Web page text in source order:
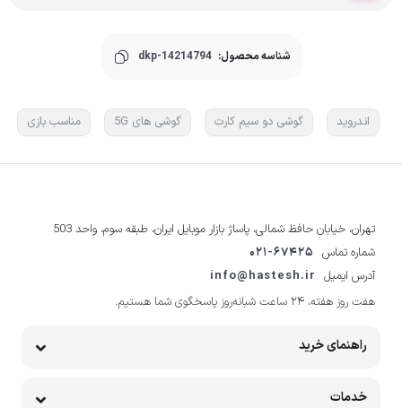
شناسه محصول: dkp-14214794
اندروید گوشی دو سیم کارت گوشی های 5G مناسب بازی
تهران، خیابان حافظ شمالی، پاساژ بازار موبایل ایران، طبقه سوم، واحد 503
شماره تماس 021-67425
آدرس ایمیل info@hastesh.ir
هفت روز هفته، ۲۴ ساعت شبانه‌روز پاسخگوی شما هستیم.
راهنمای خرید
خدمات